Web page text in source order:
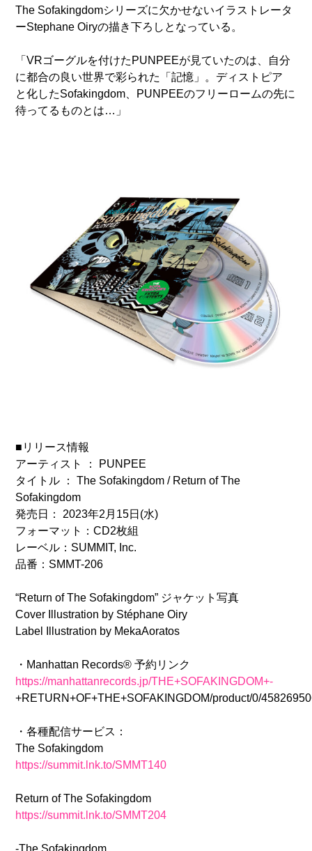
The Sofakingdomシリーズに欠かせないイラストレータ
ーStephane Oiryの描き下ろしとなっている。
「VRゴーグルを付けたPUNPEEが見ていたのは、自分
に都合の良い世界で彩られた「記憶」。ディストピア
と化したSofakingdom、PUNPEEのフリーロームの先に
待ってるものとは…」
■リリース情報
アーティスト ： PUNPEE
タイトル ： The Sofakingdom / Return of The
Sofakingdom
発売日： 2023年2月15日(水)
フォーマット：CD2枚組
レーベル：SUMMIT, Inc.
品番：SMMT-206
“Return of The Sofakingdom” ジャケット写真
Cover Illustration by Stéphane Oiry
Label Illustration by MekaAoratos
・Manhattan Records® 予約リンク
https://manhattanrecords.jp/THE+SOFAKINGDOM+-
+RETURN+OF+THE+SOFAKINGDOM/product/0/
・各種配信サービス：
The Sofakingdom
https://summit.lnk.to/SMMT140
Return of The Sofakingdom
https://summit.lnk.to/SMMT204